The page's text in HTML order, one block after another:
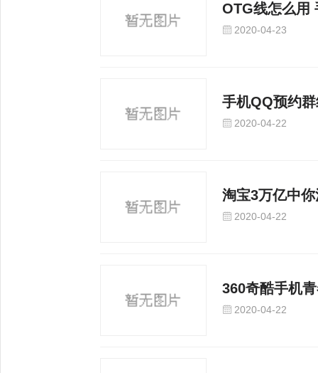
OTG线怎么用
2020-04-23
手机QQ预约
2020-04-22
淘宝3万亿中
2020-04-22
360奇酷手机
2020-04-22